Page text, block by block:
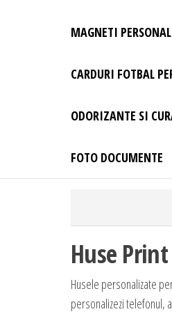
– Accesorii
MAGNETI
CARDURI FOTBAL
ODORIZANTE SI
FOTO DOCUMENTE
Huse
Husele personalizate
personalizezi telefonul,